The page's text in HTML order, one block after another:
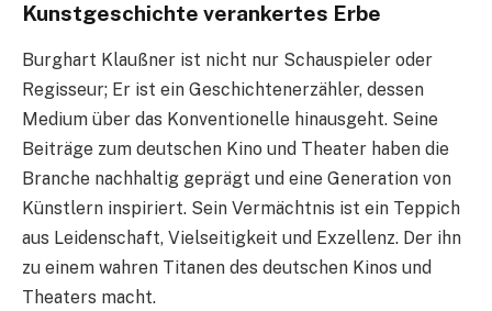
Kunstgeschichte verankertes Erbe
Burghart Klaußner ist nicht nur Schauspieler oder
Regisseur; Er ist ein Geschichtenerzähler, dessen
Medium über das Konventionelle hinausgeht. Seine
Beiträge zum deutschen Kino und Theater haben die
Branche nachhaltig geprägt und eine Generation von
Künstlern inspiriert. Sein Vermächtnis ist ein Teppich
aus Leidenschaft, Vielseitigkeit und Exzellenz. Der ihn
zu einem wahren Titanen des deutschen Kinos und
Theaters macht.